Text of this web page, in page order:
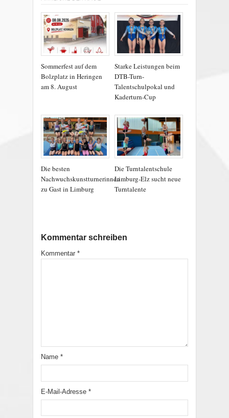
Sommerfest auf dem
Bolzplatz in Heringen
am 8. August
Starke Leistungen beim
DTB-Turn-
Talentschulpokal und
Kaderturn-Cup
Die besten
Nachwuchskunstturnerinnen
zu Gast in Limburg
Die Turntalentschule
Limburg-Elz sucht neue
Turntalente
Kommentar schreiben
Kommentar *
Name *
E-Mail-Adresse *